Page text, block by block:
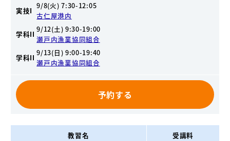
実技I
9/8(火) 7:30-12:05
古仁屋港内
学科II
9/12(土) 9:30-19:00
瀬戸内漁業協同組合
学科II
9/13(日) 9:00-19:40
瀬戸内漁業協同組合
予約する
教習名 受講料